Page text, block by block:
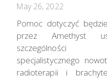
May 26, 2022
Pomoc dotyczyć
przez Amethyst
specjalistycznego
radioterapii i